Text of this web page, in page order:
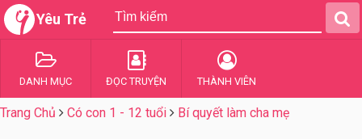
Yêu Trẻ
DANH MỤC ĐỌC TRUYỆN THÀNH VIÊN
Trang Chủ Có con 1 - 12 tuổi Bí quyết làm cha mẹ